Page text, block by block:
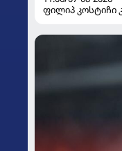
ფილიპ კოსტიჩი